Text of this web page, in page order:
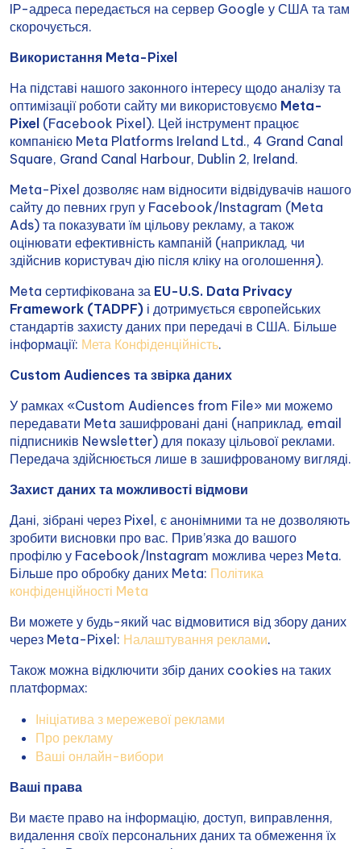
IP-адреса передається на сервер Google у США та там
скорочується.
Використання Meta-Pixel
На підставі нашого законного інтересу щодо аналізу та
оптимізації роботи сайту ми використовуємо Meta-
Pixel (Facebook Pixel). Цей інструмент працює
компанією Meta Platforms Ireland Ltd., 4 Grand Canal
Square, Grand Canal Harbour, Dublin 2, Ireland.
Meta-Pixel дозволяє нам відносити відвідувачів нашого
сайту до певних груп у Facebook/Instagram (Meta
Ads) та показувати їм цільову рекламу, а також
оцінювати ефективність кампаній (наприклад, чи
здійснив користувач дію після кліку на оголошення).
Meta сертифікована за EU-U.S. Data Privacy
Framework (TADPF) і дотримується європейських
стандартів захисту даних при передачі в США. Більше
інформації: Мета Конфіденційність.
Custom Audiences та звірка даних
У рамках «Custom Audiences from File» ми можемо
передавати Meta зашифровані дані (наприклад, email
підписників Newsletter) для показу цільової реклами.
Передача здійснюється лише в зашифрованому вигляді.
Захист даних та можливості відмови
Дані, зібрані через Pixel, є анонімними та не дозволяють
зробити висновки про вас. Прив’язка до вашого
профілю у Facebook/Instagram можлива через Meta.
Більше про обробку даних Meta: Політика
конфіденційності Meta
Ви можете у будь-який час відмовитися від збору даних
через Meta-Pixel: Налаштування реклами.
Також можна відключити збір даних cookies на таких
платформах:
Ініціатива з мережевої реклами
Про рекламу
Ваші онлайн-вибори
Ваші права
Ви маєте право на інформацію, доступ, виправлення,
видалення своїх персональних даних та обмеження їх